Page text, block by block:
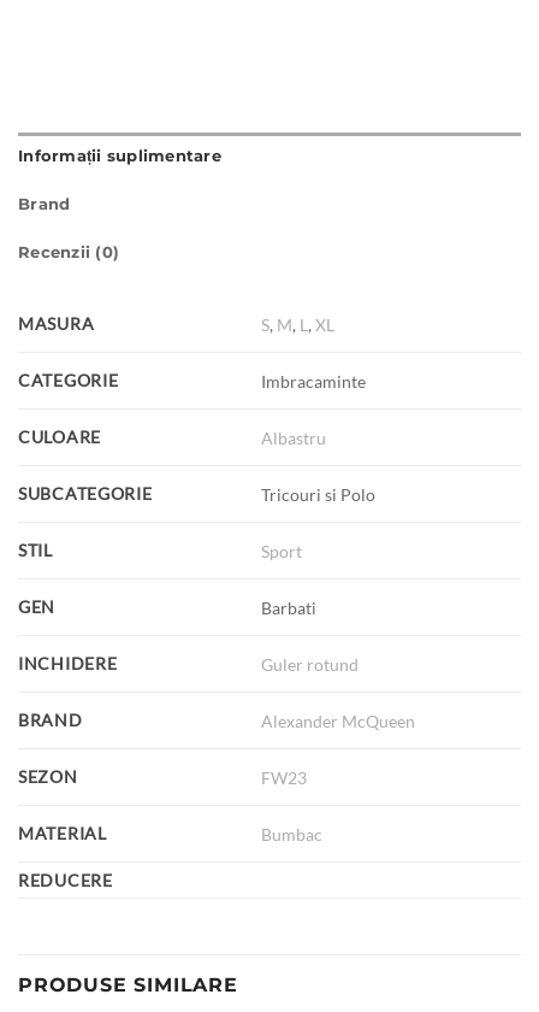
Informații suplimentare
Brand
Recenzii (0)
MASURA S, M, L ,XL
CATEGORIE Imbracaminte
CULOARE Albastru
SUBCATEGORIE Tricouri si Polo
STIL Sport
GEN Barbati
INCHIDERE Guler rotund
BRAND Alexander McQueen
SEZON FW23
MATERIAL Bumbac
REDUCERE
PRODUSE SIMILARE